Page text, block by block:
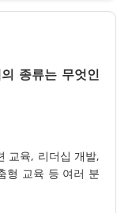
종류는 무엇인
교육, 리더십 개발,
형 교육 등 여러 분